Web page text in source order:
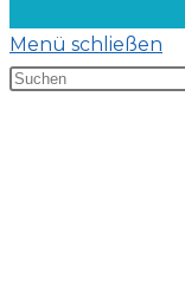
Menü schließen